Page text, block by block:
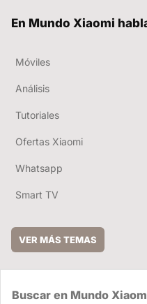
En Mundo Xiaomi
Móviles
Análisis
Tutoriales
Ofertas Xiaomi
Whatsapp
Smart TV
VER MÁS TEMAS